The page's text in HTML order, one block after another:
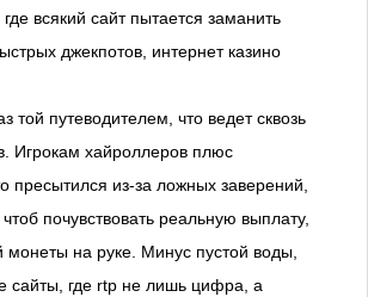
всякий сайт пытается заманить
джекпотов, интернет казино
той путеводителем, что ведет сквозь
Игрокам хайроллеров плюс
пресытился из-за ложных заверений,
почувствовать реальную выплату,
монеты на руке. Минус пустой воды,
сайты, где rtp не лишь цифра, а